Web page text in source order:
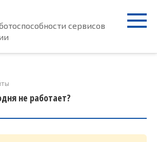
сервисов
не работает?